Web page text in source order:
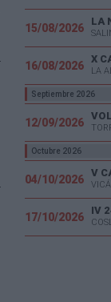
15/08/2026
LA
16/08/2026
X
LA
Septiembre 2026
12/09/2026
Octubre 2026
04/10/2026
17/10/2026
IV